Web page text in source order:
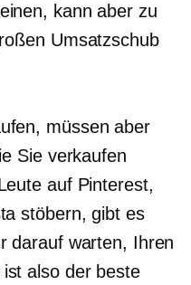
kann aber zu
Umsatzschub
müssen aber
Sie verkaufen
auf Pinterest,
stöbern, gibt es
darauf warten, Ihren
also der beste